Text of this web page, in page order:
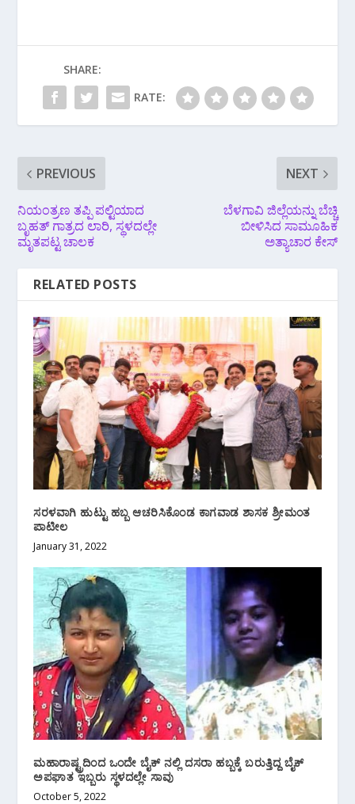
SHARE:
RATE:
PREVIOUS
ನಿಯಂತ್ರಣ ತಪ್ಪಿ ಪಲ್ಟಿಯಾದ
ಬೃಹತ್ ಗಾತ್ರದ ಲಾರಿ, ಸ್ಥಳದಲ್ಲೇ
ಮೃತಪಟ್ಟ ಚಾಲಕ
NEXT
ಬೆಳಗಾವಿ ಜಿಲ್ಲೆಯನ್ನು ಬೆಚ್ಚಿ
ಬೀಳಿಸಿದ ಸಾಮೂಹಿಕ
ಅತ್ಯಾಚಾರ ಕೇಸ್
RELATED POSTS
ಸರಳವಾಗಿ ಹುಟ್ಟು ಹಬ್ಬ ಆಚರಿಸಿಕೊಂಡ ಕಾಗವಾಡ ಶಾಸಕ ಶ್ರೀಮಂತ
ಪಾಟೀಲ
January 31, 2022
ಮಹಾರಾಷ್ಟ್ರದಿಂದ ಒಂದೇ ಬೈಕ್ ನಲ್ಲಿ ದಸರಾ ಹಬ್ಬಕ್ಕೆ ಬರುತ್ತಿದ್ದ ಬೈಕ್
ಅಪಘಾತ ಇಬ್ಬರು ಸ್ಥಳದಲ್ಲೇ ಸಾವು
October 5, 2022